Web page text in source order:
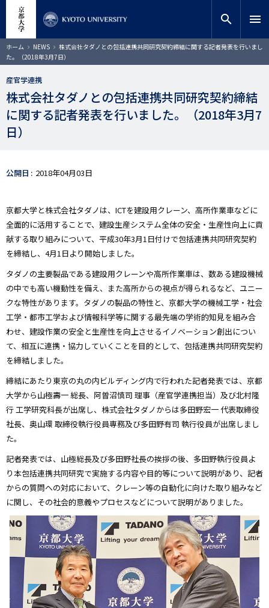
コ
ン
テ
ン
に
移
サイト内検索
検索
search menu
ホーム NEWS
株式会社タダノとの包括連携共同研究契約締結に関する記者発表を行いまし
た。（2018年3月7日）
産官学連携
株式会社タダノとの包括連携共同研究契約締結
に関する記者発表を行いました。（2018年3月7
日）
公開日 2018年04月03日
京都大学と株式会社タダノは、ICTを建設用クレーン、高所作業車などに
全面的に活用することで、建設生産システム全体の安全・生産性向上に貢
献する取り組みについて、平成30年3月1日付けで包括連携共同研究契約
を締結し、4月1日より開始しました。
タダノの主要製品である建設用クレーンや高所作業車は、数ある建設機械
の中でも高い機動性を備え、また高所からの視点が得られるなど、ユニー
クな特性があります。タダノの製品の特性と、京都大学の機械工学・社会
工学・都市工学および情報科学等に関する最先端の学術的知見を組み合
わせ、建設作業の安全と生産性を向上させるイノベーション創出につい
て、相互に連携・協力していくことを目的として、包括連携共同研究契約
を締結しました。
締結にあたり東京の丸の内ビルディング内で行われた記者発表では、京都
大学から山極壽一 総長、阿曽沼慎司 理事（産官学連携担当）及び北村隆
行 工学研究科長が出席し、株式会社タダノからは多田野宏一 代表取締役
社長、奥山環 取締役執行役員専務及び多田野有司 執行役員が出席しまし
た。
記者発表では、山極総長及び多田野社長の挨拶の後、多田野執行役員よ
り本包括連携共同研究で実施する内容や目的等について説明があり、記者
からの質問への対応において、クレーン等の自動化に向けた取り組みなど
に関し、その社会的意義やプロセスなどについて説明がありました。